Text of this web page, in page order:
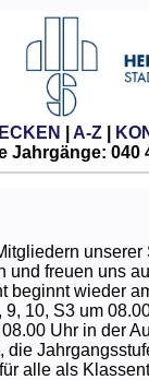
A-Z|
Jahrgänge: 040
und freuen uns
beginnt wieder
9, 10, S3 um
Uhr in der
die
alle als